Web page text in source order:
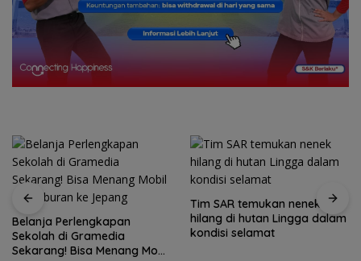
Tim SAR temukan nenek
hilang di hutan Lingga dalam
kondisi selamat
Tim SAR gabungan cari
nenek 68 tahun hilang di
Lingga Kepri